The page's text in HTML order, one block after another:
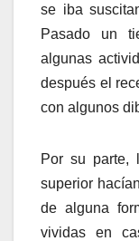
se iba
Pasado un
algunas
después el
con algunos
Por su parte,
superior
de alguna
vividas en